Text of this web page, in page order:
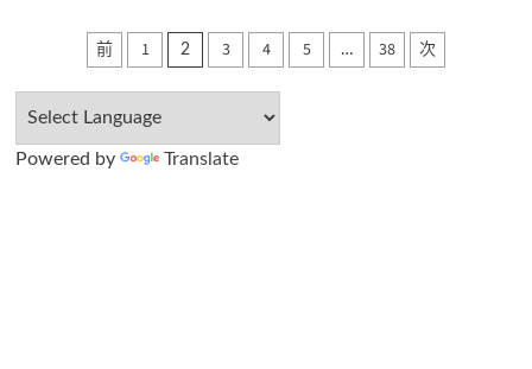
投
稿
の
前 1 2 3 4 5 … 38 次
Powered by Translate